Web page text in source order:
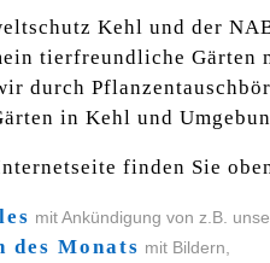
Kehl und der
tierfreundliche Gärten
durch
in Kehl und
finden Sie
mit Ankündigung von z.B.
des Monats mit Bildern,